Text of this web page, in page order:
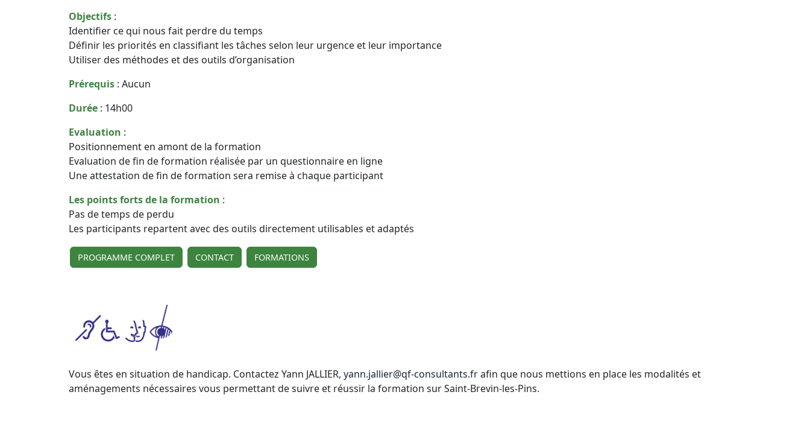
Objectifs :
Identifier ce qui nous fait perdre du temps
Définir les priorités en classifiant les tâches selon leur urgence et leur importance
Utiliser des méthodes et des outils d’organisation
Prérequis : Aucun
Durée : 14h00
Evaluation :
Positionnement en amont de la formation
Evaluation de fin de formation réalisée par un questionnaire en ligne
Une attestation de fin de formation sera remise à chaque participant
Les points forts de la formation :
Pas de temps de perdu
Les participants repartent avec des outils directement utilisables et adaptés
PROGRAMME COMPLET CONTACT FORMATIONS
Vous êtes en situation de handicap. Contactez Yann JALLIER, yann.jallier@qf-consultants.frafin que nous mettions en place les modalités et
aménagements nécessaires vous permettant de suivre et réussir la formation sur Saint-Brevin-les-Pins.